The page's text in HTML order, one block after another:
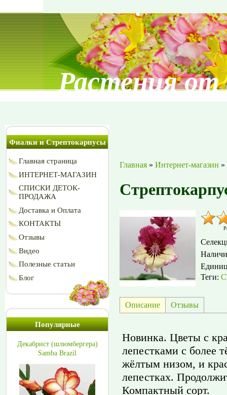
Растения
Фиалки и Стрептокарпусы
Главная страница
ИНТЕРНЕТ-МАГАЗИН
СПИСКИ ДЕТОК-
ПРОДАЖА
Доставка и Оплата
КОНТАКТЫ
Отзывы
Видео
Полезные статьи
Блог
Популярные
Декабрист (шлюмбергера)
Samba Brazil
Главная » Интернет-магазин »
Теги:
Описание Отзывы
Новинка. Цветы с
лепестками с более
жёлтым низом, и
лепестках.
Компактный сорт.